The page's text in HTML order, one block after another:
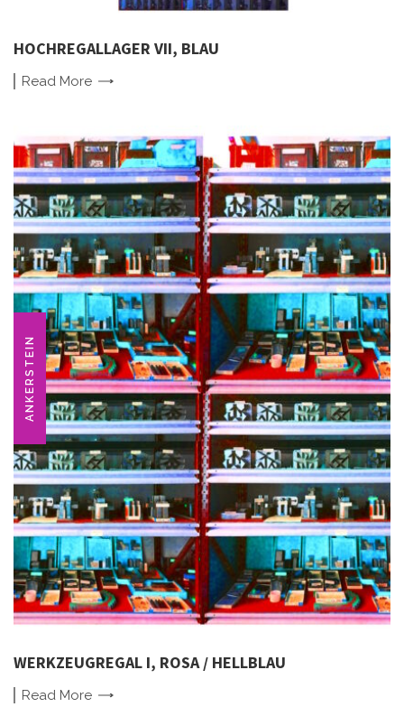
HOCHREGALLAGER VII, BLAU
Read More
ANKERSTEIN
WERKZEUGREGAL I, ROSA / HELLBLAU
Read More